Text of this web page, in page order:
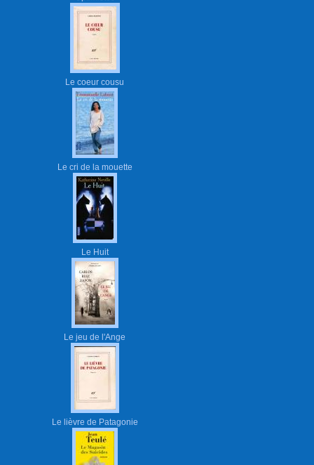
Le coeur cousu
Le cri de la mouette
Le Huit
Le jeu de l'Ange
Le lièvre de Patagonie